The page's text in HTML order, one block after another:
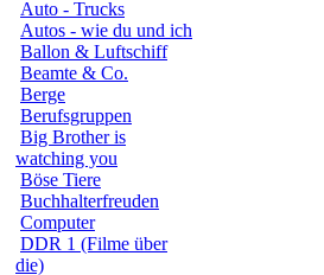
Auto - Trucks
Autos - wie du und ich
Ballon & Luftschiff
Beamte & Co.
Berge
Berufsgruppen
Big Brother is
watching you
Böse Tiere
Buchhalterfreuden
Computer
DDR 1 (Filme über
die)